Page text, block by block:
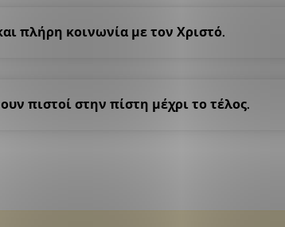
πλήρη κοινωνία με τον Χριστό.
πιστοί στην πίστη μέχρι το τέλος.